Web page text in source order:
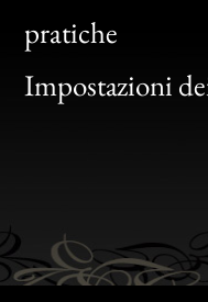
pratiche
Impostazioni